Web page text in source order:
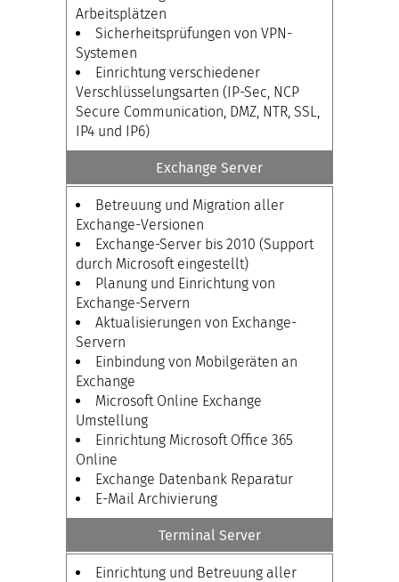
Arbeitsplätzen
Sicherheitsprüfungen von VPN-
Systemen
Einrichtung verschiedener
Verschlüsselungsarten (IP-Sec, NCP
Secure Communication, DMZ, NTR, SSL,
IP4 und IP6)
Exchange Server
Betreuung und Migration aller
Exchange-Versionen
Exchange-Server bis 2010 (Support
durch Microsoft eingestellt)
Planung und Einrichtung von
Exchange-Servern
Aktualisierungen von Exchange-
Servern
Einbindung von Mobilgeräten an
Exchange
Microsoft Online Exchange
Umstellung
Einrichtung Microsoft Office 365
Online
Exchange Datenbank Reparatur
E-Mail Archivierung
Terminal Server
Einrichtung und Betreuung aller